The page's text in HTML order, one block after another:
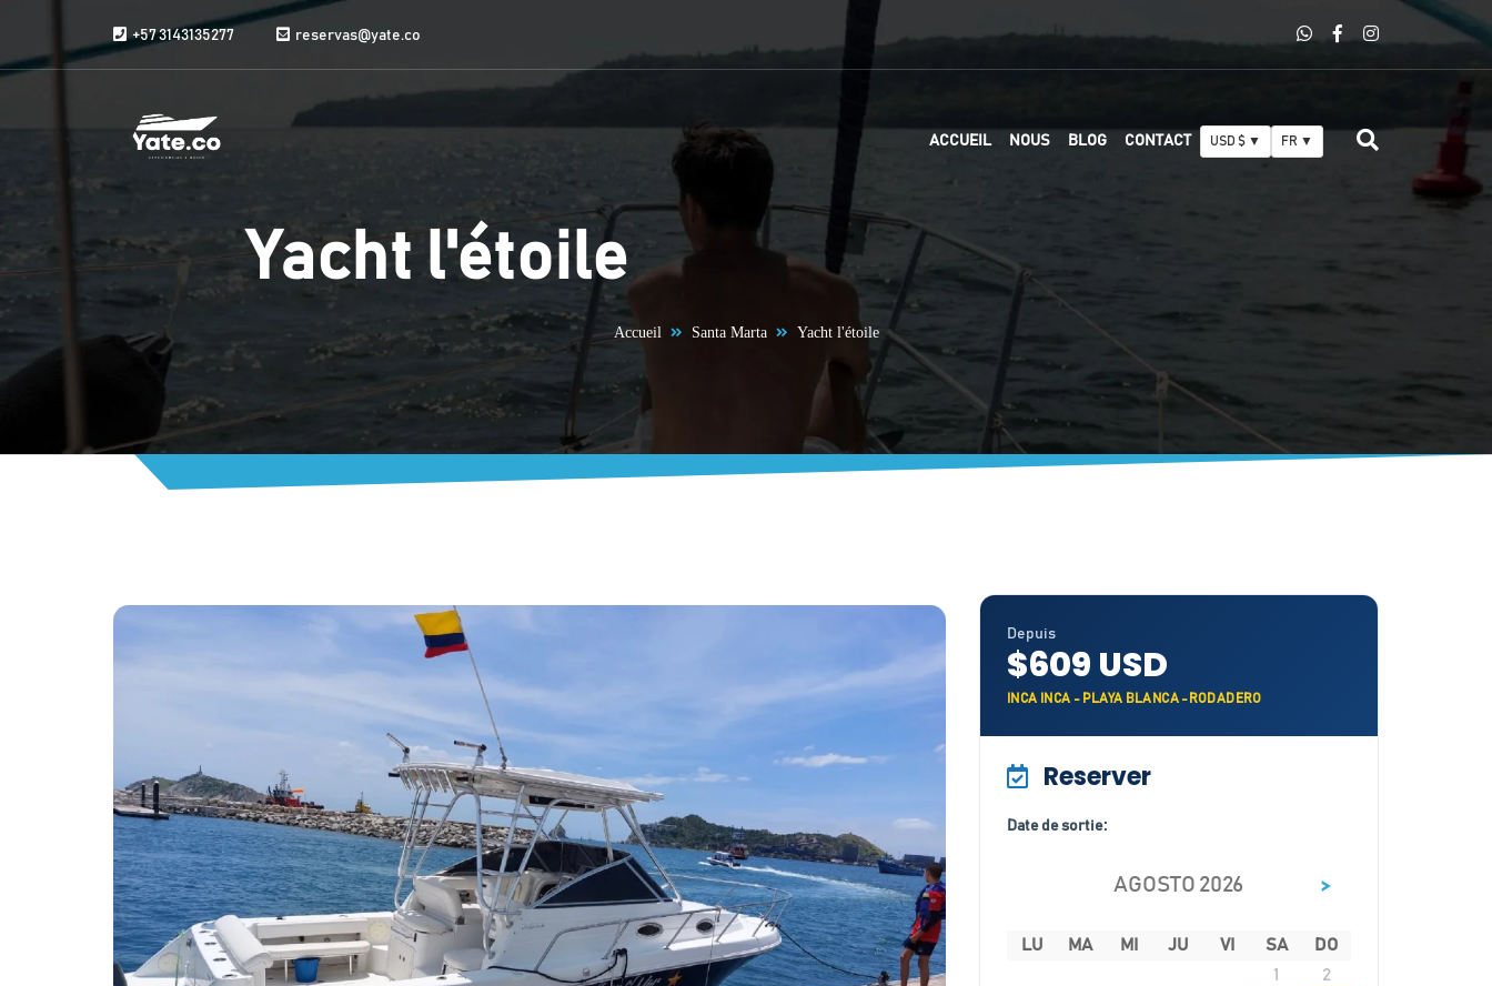
+57 3143135277 reservas@yate.co
ACCUEIL NOUS BLOG CONTACT USD $ ▼ FR ▼
Yacht l'étoile
Accueil Santa Marta Yacht l'étoile
Depuis
$609 USD
INCA INCA - PLAYA BLANCA -RODADERO
Reserver
Date de sortie:
AGOSTO 2026 >
LU MA MI JU VI SA
DO
1
2